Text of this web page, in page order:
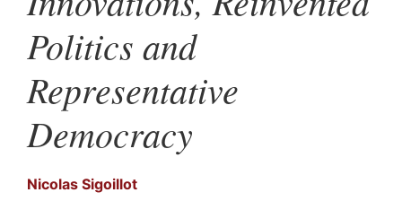
Politics and
Representative
Democracy
Nicolas Sigoillot